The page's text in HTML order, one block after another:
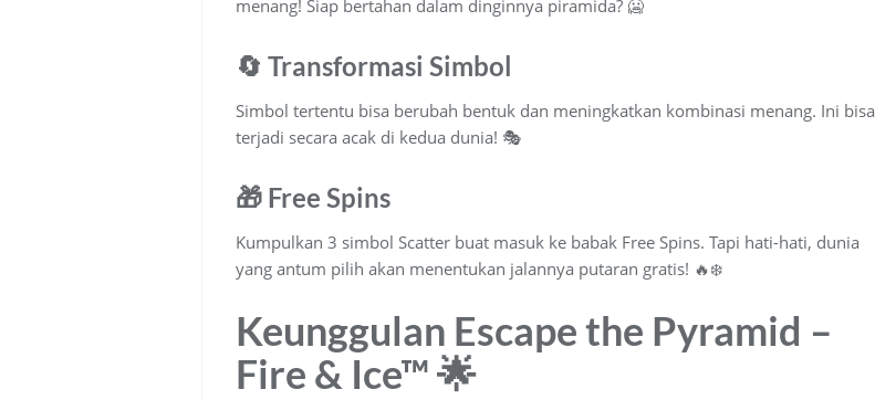
menang! Siap bertahan dalam dinginnya piramida? 🥶
🔄 Transformasi Simbol
Simbol tertentu bisa berubah bentuk dan meningkatkan kombinasi menang. Ini bisa
terjadi secara acak di kedua dunia! 🎭
🎁 Free Spins
Kumpulkan 3 simbol Scatter buat masuk ke babak Free Spins. Tapi hati-hati, dunia
yang antum pilih akan menentukan jalannya putaran gratis! 🔥❄️
Keunggulan Escape the Pyramid –
Fire & Ice™ 🌟